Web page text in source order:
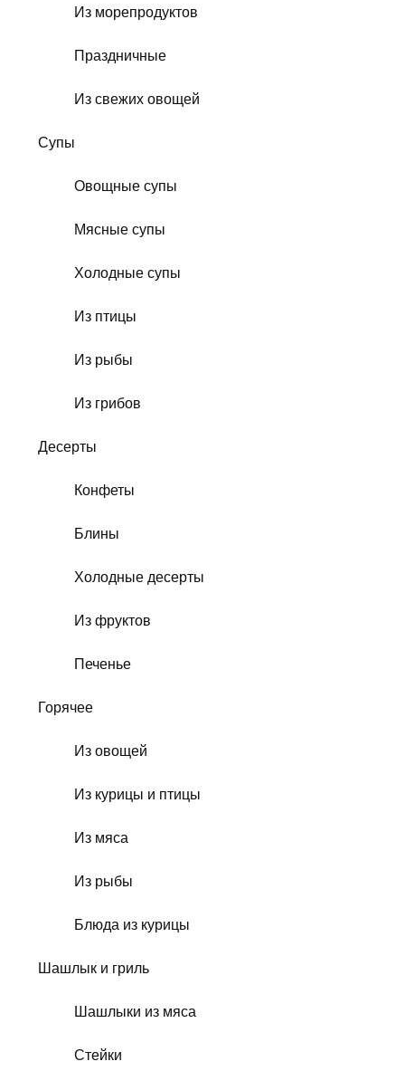
Из морепродуктов
Праздничные
Из свежих овощей
Супы
Овощные супы
Мясные супы
Холодные супы
Из птицы
Из рыбы
Из грибов
Десерты
Конфеты
Блины
Холодные десерты
Из фруктов
Печенье
Горячее
Из овощей
Из курицы и птицы
Из мяса
Из рыбы
Блюда из курицы
Шашлык и гриль
Шашлыки из мяса
Стейки